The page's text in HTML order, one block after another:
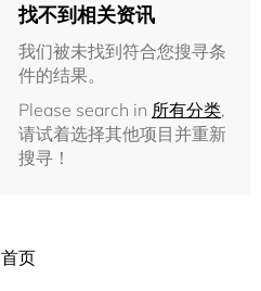
找不到相关资讯
我们被未找到符合您搜寻条
件的结果。
Please search in 所有分类,
请试着选择其他项目并重新
搜寻！
首页